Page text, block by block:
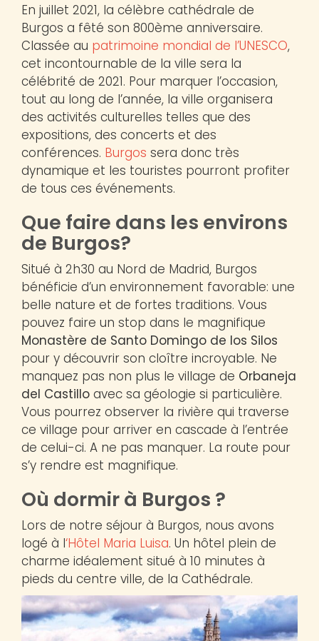
En juillet 2021, la célèbre cathédrale de
Burgos a fêté son 800ème anniversaire.
Classée au patrimoine mondial de l’UNESCO,
cet incontournable de la ville sera la
célébrité de 2021. Pour marquer l’occasion,
tout au long de l’année, la ville organisera
des activités culturelles telles que des
expositions, des concerts et des
conférences. Burgos sera donc très
dynamique et les touristes pourront profiter
de tous ces événements.
Que faire dans les environs
de Burgos?
Situé à 2h30 au Nord de Madrid, Burgos
bénéficie d’un environnement favorable: une
belle nature et de fortes traditions. Vous
pouvez faire un stop dans le magnifique
Monastère de Santo Domingo de los Silos
pour y découvrir son cloître incroyable. Ne
manquez pas non plus le village de Orbaneja
del Castillo avec sa géologie si particulière.
Vous pourrez observer la rivière qui traverse
ce village pour arriver en cascade à l’entrée
de celui-ci. A ne pas manquer. La route pour
s’y rendre est magnifique.
Où dormir à Burgos ?
Lors de notre séjour à Burgos, nous avons
logé à l‘Hôtel Maria Luisa. Un hôtel plein de
charme idéalement situé à 10 minutes à
pieds du centre ville, de la Cathédrale.